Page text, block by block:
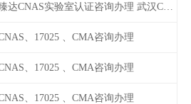
臻达CNAS实验室认证咨询办理 武汉CNAS实验室认可办理
、17025 、CMA咨询办理
、17025 、CMA咨询办理
、17025 、CMA咨询办理